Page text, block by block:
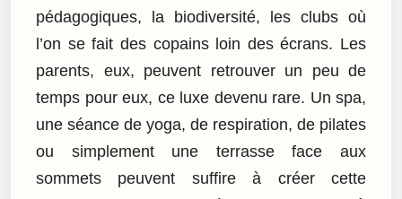
pédagogiques, la biodiversité, les clubs où
l’on se fait des copains loin des écrans. Les
parents, eux, peuvent retrouver un peu de
temps pour eux, ce luxe devenu rare. Un spa,
une séance de yoga, de respiration, de pilates
ou simplement une terrasse face aux
sommets peuvent suffire à créer cette